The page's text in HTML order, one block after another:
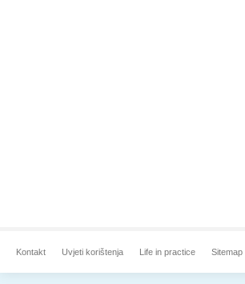
Kontakt Uvjeti korištenja Life in practice Sitemap